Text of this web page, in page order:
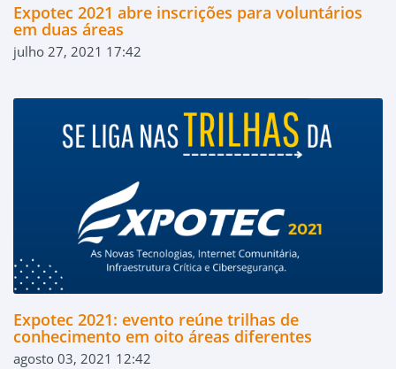
Expotec 2021 abre inscrições para voluntários
em duas áreas
julho 27, 2021 17:42
Expotec 2021: evento reúne trilhas de
conhecimento em oito áreas diferentes
agosto 03, 2021 12:42